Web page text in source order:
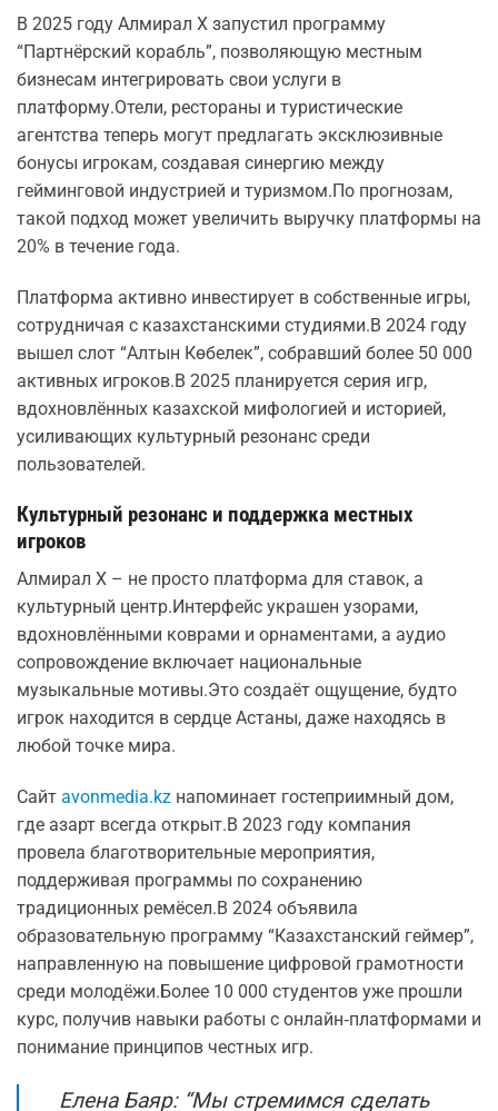
В 2025 году Алмирал Х запустил программу
“Партнёрский корабль”, позволяющую местным
бизнесам интегрировать свои услуги в
платформу.Отели, рестораны и туристические
агентства теперь могут предлагать эксклюзивные
бонусы игрокам, создавая синергию между
гейминговой индустрией и туризмом.По прогнозам,
такой подход может увеличить выручку платформы на
20% в течение года.
Платформа активно инвестирует в собственные игры,
сотрудничая с казахстанскими студиями.В 2024 году
вышел слот “Алтын Көбелек”, собравший более 50 000
активных игроков.В 2025 планируется серия игр,
вдохновлённых казахской мифологией и историей,
усиливающих культурный резонанс среди
пользователей.
Культурный резонанс и поддержка местных
игроков
Алмирал Х – не просто платформа для ставок, а
культурный центр.Интерфейс украшен узорами,
вдохновлёнными коврами и орнаментами, а аудио
сопровождение включает национальные
музыкальные мотивы.Это создаёт ощущение, будто
игрок находится в сердце Астаны, даже находясь в
любой точке мира.
Сайт avonmedia.kz напоминает гостеприимный дом,
где азарт всегда открыт.В 2023 году компания
провела благотворительные мероприятия,
поддерживая программы по сохранению
традиционных ремёсел.В 2024 объявила
образовательную программу “Казахстанский геймер”,
направленную на повышение цифровой грамотности
среди молодёжи.Более 10 000 студентов уже прошли
курс, получив навыки работы с онлайн‑платформами и
понимание принципов честных игр.
Елена Баяр: “Мы стремимся сделать